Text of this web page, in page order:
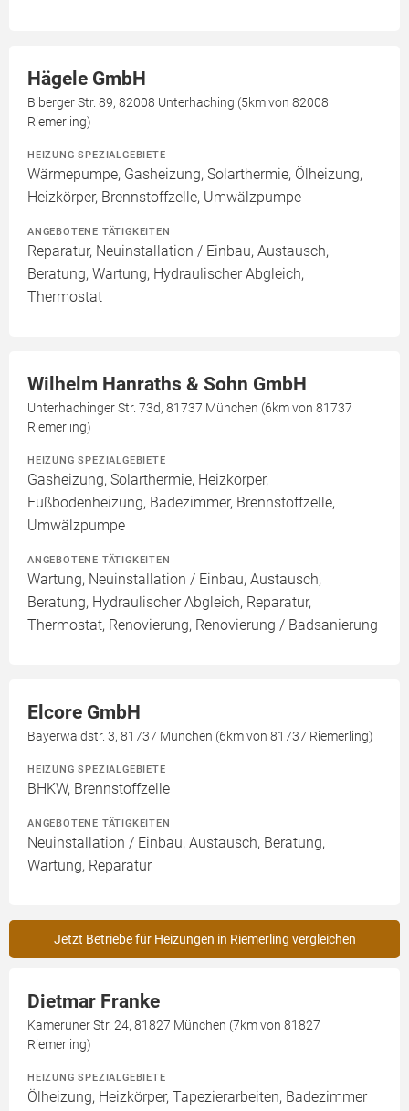
Hägele GmbH
Biberger Str. 89, 82008 Unterhaching (5km von 82008
Riemerling)
HEIZUNG SPEZIALGEBIETE
Wärmepumpe, Gasheizung, Solarthermie, Ölheizung,
Heizkörper, Brennstoffzelle, Umwälzpumpe
ANGEBOTENE TÄTIGKEITEN
Reparatur, Neuinstallation / Einbau, Austausch,
Beratung, Wartung, Hydraulischer Abgleich,
Thermostat
Wilhelm Hanraths & Sohn GmbH
Unterhachinger Str. 73d, 81737 München (6km von 81737
Riemerling)
HEIZUNG SPEZIALGEBIETE
Gasheizung, Solarthermie, Heizkörper,
Fußbodenheizung, Badezimmer, Brennstoffzelle,
Umwälzpumpe
ANGEBOTENE TÄTIGKEITEN
Wartung, Neuinstallation / Einbau, Austausch,
Beratung, Hydraulischer Abgleich, Reparatur,
Thermostat, Renovierung, Renovierung / Badsanierung
Elcore GmbH
Bayerwaldstr. 3, 81737 München (6km von 81737 Riemerling)
HEIZUNG SPEZIALGEBIETE
BHKW, Brennstoffzelle
ANGEBOTENE TÄTIGKEITEN
Neuinstallation / Einbau, Austausch, Beratung,
Wartung, Reparatur
Jetzt Betriebe für Heizungen in Riemerling vergleichen
Dietmar Franke
Kameruner Str. 24, 81827 München (7km von 81827
Riemerling)
HEIZUNG SPEZIALGEBIETE
Ölheizung, Heizkörper, Tapezierarbeiten, Badezimmer